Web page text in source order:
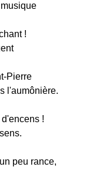
!
Pierre
l'aumônière.
!
peu rance,